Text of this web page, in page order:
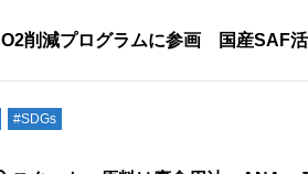
削減プログラムに参画 国産SAF活
#SDGs